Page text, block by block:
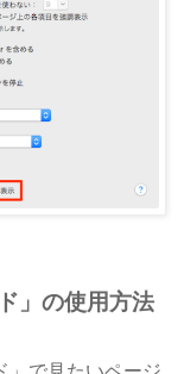
」の使用方法